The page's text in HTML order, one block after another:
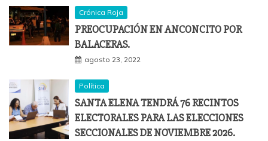
Crónica Roja
PREOCUPACIÓN EN ANCONCITO POR
BALACERAS.
agosto 23, 2022
Política
SANTA ELENA TENDRÁ 76 RECINTOS
ELECTORALES PARA LAS ELECCIONES
SECCIONALES DE NOVIEMBRE 2026.